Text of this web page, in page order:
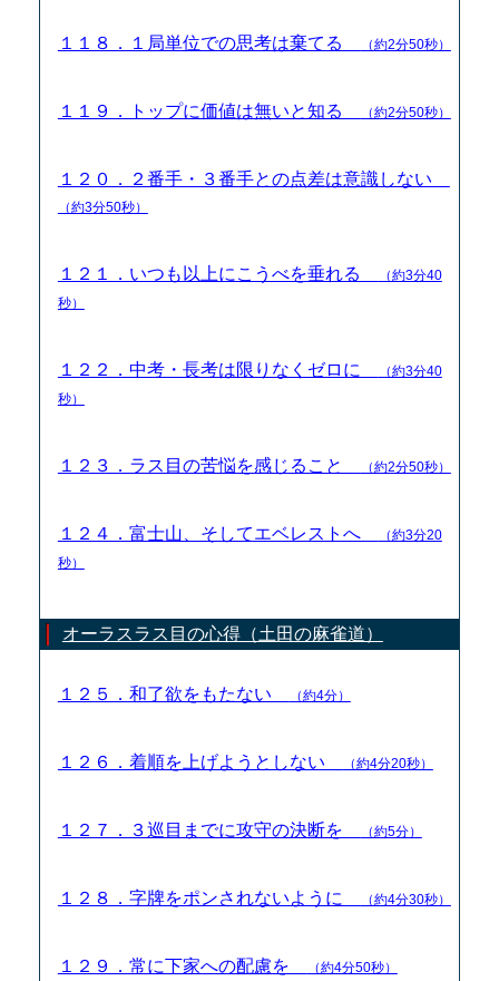
１１８．１局単位での思考は棄てる （約2分50秒）
１１９．トップに価値は無いと知る （約2分50秒）
１２０．２番手・３番手との点差は意識しない
（約3分50秒）
１２１．いつも以上にこうべを垂れる
（約3分40
秒）
１２２．中考・長考は限りなくゼロに
（約3分40
秒）
１２３．ラス目の苦悩を感じること （約2分50秒）
１２４．富士山、そしてエベレストへ
（約3分20
秒）
オーラスラス目の心得（土田の麻雀道）
１２５．和了欲をもたない （約4分）
１２６．着順を上げようとしない （約4分20秒）
１２７．３巡目までに攻守の決断を （約5分）
１２８．字牌をポンされないように （約4分30秒）
１２９．常に下家への配慮を （約4分50秒）